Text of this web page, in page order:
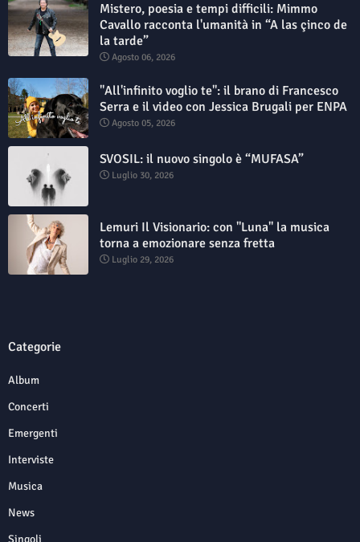
Mistero, poesia e tempi difficili: Mimmo
Cavallo racconta l'umanità in “A las çinco de
la tarde”
Agosto 06, 2026
"All'infinito voglio te": il brano di Francesco
Serra e il video con Jessica Brugali per ENPA
Agosto 05, 2026
SVOSIL: il nuovo singolo è “MUFASA”
Luglio 30, 2026
Lemuri Il Visionario: con "Luna" la musica
torna a emozionare senza fretta
Luglio 29, 2026
Categorie
Album
Concerti
Emergenti
Interviste
Musica
News